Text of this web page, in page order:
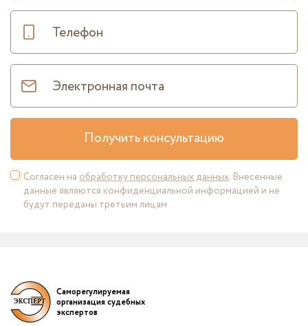
Получить консультацию
Согласен на обработку персональных данных. Внесенные
данные являются конфиденциальной информацией и не
будут переданы третьим лицам
Саморегулируемая
организация судебных
экспертов